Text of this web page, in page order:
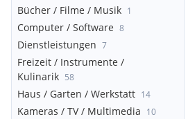
Bücher / Filme / Musik 1
Computer / Software 8
Dienstleistungen 7
Freizeit / Instrumente /
Kulinarik 58
Haus / Garten / Werkstatt 14
Kameras / TV / Multimedia 10